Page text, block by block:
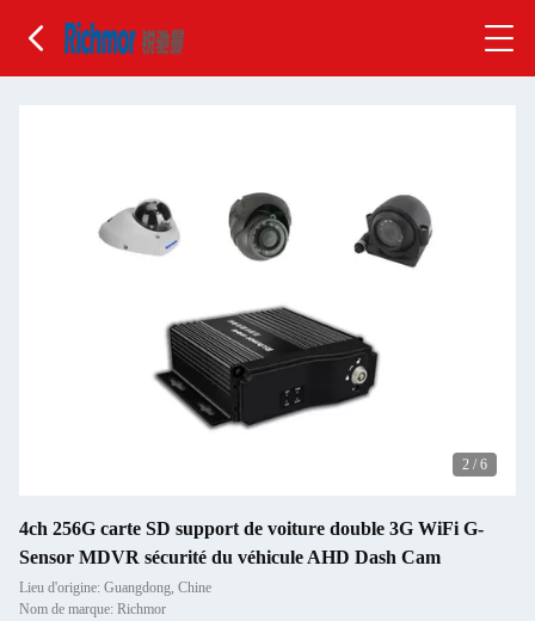
2 / 6
4ch 256G carte SD support de voiture double 3G WiFi G-
Sensor MDVR sécurité du véhicule AHD Dash Cam
Lieu d'origine: Guangdong, Chine
Nom de marque: Richmor